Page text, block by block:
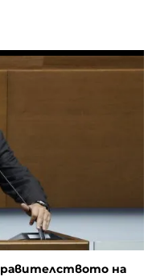
на